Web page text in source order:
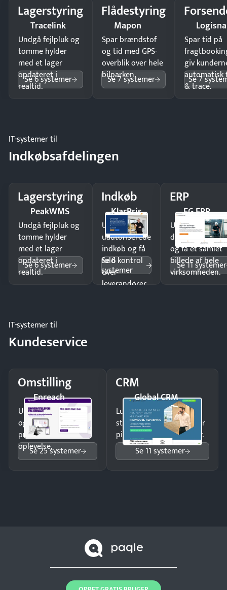
Lagerstyring
Tracelink
Undgå fejlpluk og
tomme hylder
med et lager
opdateret i
realtid.
Se 6 systemer
Flådestyring
Mapon
Spar brændstof
og tid med GPS-
overblik over hele
bilparken.
Se 7 systemer
Spar tid på
giv
automatisk
& trace.
Se 7
IT-systemer til
Indkøbsafdelingen
Lagerstyring
PeakWMS
Undgå fejlpluk og
tomme hylder
med et lager
opdateret i
realtid.
Se 6 systemer
Indkøb
KlarPris
Undgå
uautoriserede
indkøb og få
fuld kontrol
over
leverandører
Se 6
systemer
ERP
EG ERP
Undgå
og få ét samlet
billede af hele
virksomheden.
Se 11 systemer
IT-systemer til
Kundeservice
Omstilling
Enreach
Undgå tabte opkald
og giv kunderne en
professionel
oplevelse.
Se 25 systemer
CRM
Global CRM
Luk flere salg med et
struktureret overblik over
pipeline og opfølgninger.
Se 11 systemer